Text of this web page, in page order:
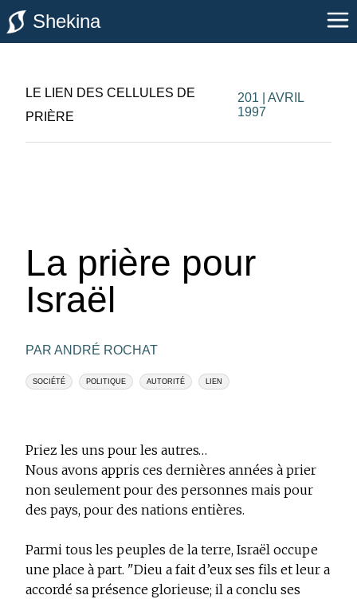
Shekina
LE LIEN DES CELLULES DE
PRIÈRE
201 | AVRIL
1997
La prière pour
Israël
PAR ANDRÉ ROCHAT
SOCIÉTÉ POLITIQUE AUTORITÉ LIEN
Priez les uns pour les autres…
Nous avons appris ces dernières années à prier
non seulement pour des personnes mais pour
des pays, pour des nations entières.
Parmi tous les peuples de la terre, Israël occupe
une place à part. "Dieu a fait d’eux ses fils et leur a
accordé sa présence glorieuse; il a conclu ses